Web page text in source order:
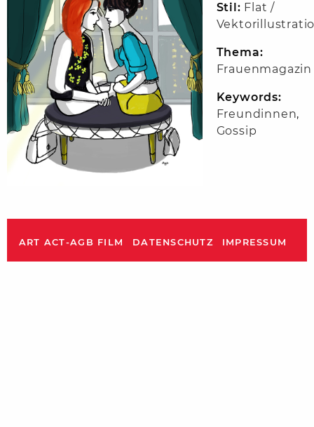
Stil: Flat /
Thema:
Frauenmagazin
Keywords:
Freundinnen,
Gossip
ART ACT-AGB FILM DATENSCHUTZ IMPRESSUM